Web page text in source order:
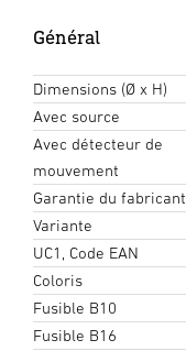
Général
Dimensions (Ø x H)
Avec source
Avec détecteur de
mouvement
Garantie du fabricant
Variante
UC1, Code EAN
Coloris
Fusible B10
Fusible B16